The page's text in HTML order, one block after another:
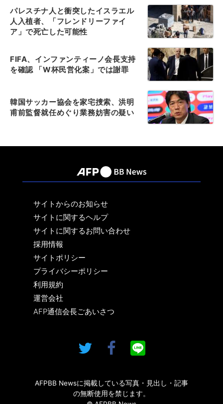
パレスチナ人と衝突したイスラエル
人入植者、「フレンドリーファイ
ア」で死亡した可能性
FIFA、インファンティーノ会長支持
を確認 「W杯民営化案」では謝罪
韓国サッカー協会を家宅捜索、洪明
甫前監督就任めぐり業務妨害の疑い
サイトからのお知らせ
サイトに関するヘルプ
サイトに関するお問い合わせ
採用情報
サイトポリシー
プライバシーポリシー
利用規約
運営会社
AFP通信会長ごあいさつ
AFPBB Newsに掲載している写真・見出し・記事
の無断使用を禁じます。